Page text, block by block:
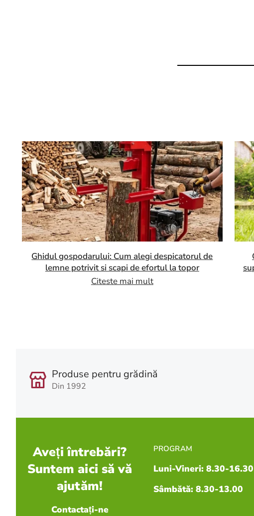
Ghidul gospodarului: Cum alegi despicatorul de
lemne potrivit si scapi de efortul la topor
Citeste mai mult
Produse pentru grădină
Din 1992
Aveți întrebări?
Suntem aici să vă
ajutăm!
Contactați-ne
PROGRAM
Luni-Vineri: 8.30-16.30
Sâmbătă: 8.30-13.00